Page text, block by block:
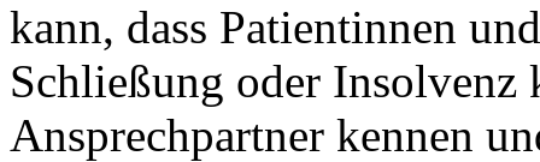
kann, dass Patientinnen
Schließung oder Insolvenz
Ansprechpartner kennen